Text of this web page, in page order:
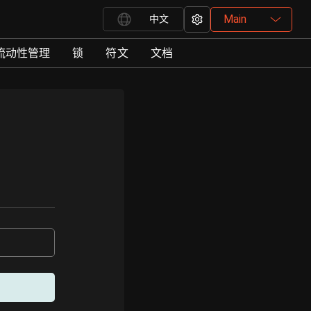
中文 Main
动性管理 锁 符文 文档